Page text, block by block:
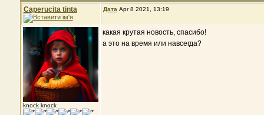
Caperucita tinta Дата Apr 8 2021, 13:19
knock knock
какая крутая новость, спасибо!
а это на время или навсегда?